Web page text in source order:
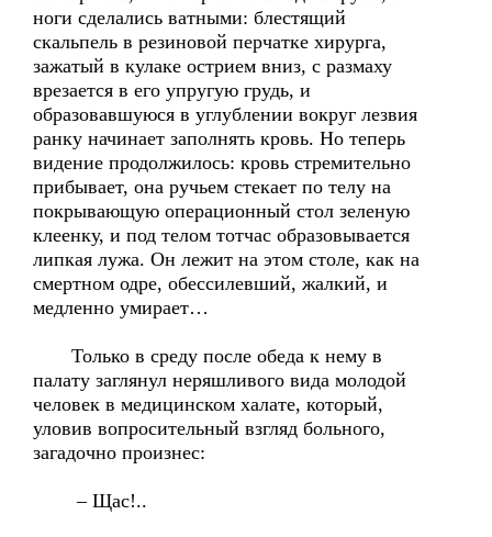
ноги сделались ватными: блестящий
скальпель в резиновой перчатке хирурга,
зажатый в кулаке острием вниз, с размаху
врезается в его упругую грудь, и
образовавшуюся в углублении вокруг лезвия
ранку начинает заполнять кровь. Но теперь
видение продолжилось: кровь стремительно
прибывает, она ручьем стекает по телу на
покрывающую операционный стол зеленую
клеенку, и под телом тотчас образовывается
липкая лужа. Он лежит на этом столе, как на
смертном одре, обессилевший, жалкий, и
медленно умирает…
Только в среду после обеда к нему в
палату заглянул неряшливого вида молодой
человек в медицинском халате, который,
уловив вопросительный взгляд больного,
загадочно произнес:
– Щас!..